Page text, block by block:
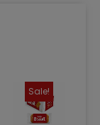
Sale!